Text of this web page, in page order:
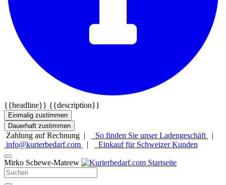
{{headline}} {{description}}
Einmalig zustimmen
Dauerhaft zustimmen
Zahlung auf Rechnung | So finden Sie unser Ladengeschäft
|
info@kurierbedarf.com
| Einkauf für Schweizer Kunden
Mirko Schewe-Mateew